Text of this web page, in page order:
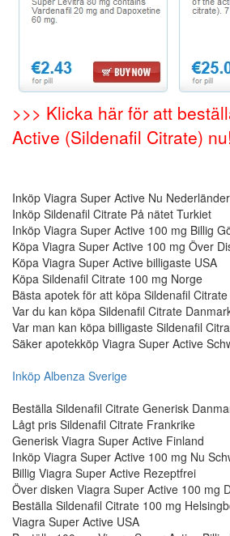
>>> Klicka här för att
Active (Sildenafil Citrate)
Inköp Viagra Super Active Nu
Inköp Sildenafil Citrate På nätet Turkiet
Inköp Viagra Super Active 100 mg Billig
Köpa Viagra Super Active 100 mg Över
Köpa Viagra Super Active billigaste USA
Köpa Sildenafil Citrate 100 mg Norge
Bästa apotek för att köpa Sildenafil
Var du kan köpa Sildenafil Citrate
Var man kan köpa billigaste Sildenafil
Säker apotekköp Viagra Super Active
Inköp Albenza Sverige
Beställa Sildenafil Citrate Generisk
Lågt pris Sildenafil Citrate Frankrike
Generisk Viagra Super Active Finland
Inköp Viagra Super Active 100 mg Nu
Billig Viagra Super Active Rezeptfrei
Över disken Viagra Super Active 100 mg
Beställa Sildenafil Citrate 100 mg
Viagra Super Active USA